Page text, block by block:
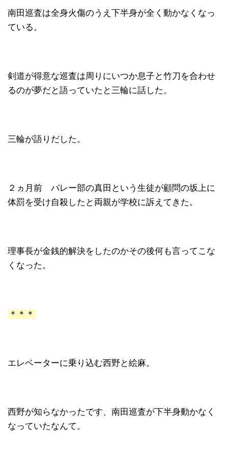
南田巡査は全身火傷のうえ下半身が全く動かなくなっ
ている。
剣道が得意な巡査は周りにいつか息子と竹刀を合わせ
るのが夢だと語っていたと三輪に話した。
三輪が語りだした。
２ヵ月前 バレー部の真田という生徒が顧問の坂上に
体罰を受け自殺したと両親が学校に訴えてきた。
理事長が金銭的解決をしたのかその後何も言ってこな
くなった。
＊＊＊
エレベーターに乗り込む西野と絵麻。
西野が知らなかったです、南田巡査が下半身動かなく
なっていたなんて。